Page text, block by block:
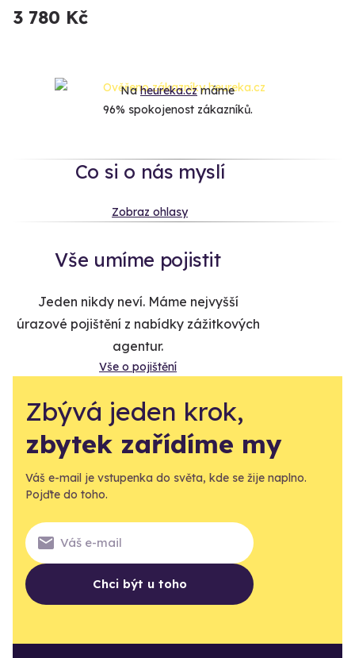
3 780 Kč
Naheureka.czmáme
96% spokojenost zákazníků.
Co si o nás myslí
Zobraz ohlasy
Vše umíme pojistit
Jeden nikdy neví. Máme nejvyšší
úrazové pojištění z nabídky zážitkových
agentur.
Vše o pojištění
Zbývá jeden krok,
zbytek zařídíme my
Váš e-mail je vstupenka do světa, kde se žije naplno.
Pojďte do toho.
Chci být u toho